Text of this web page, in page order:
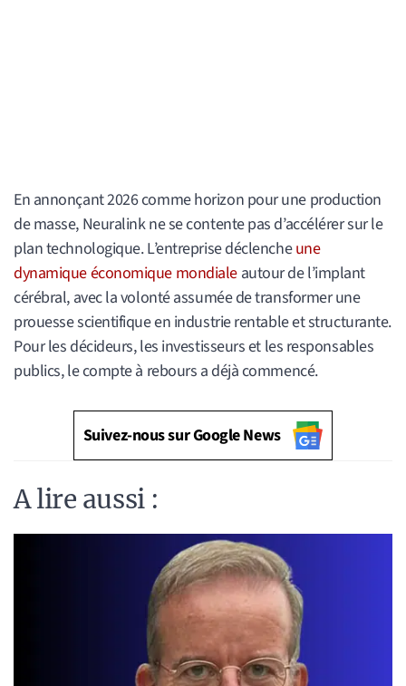
En annonçant 2026 comme horizon pour une production
de masse, Neuralink ne se contente pas d’accélérer sur le
plan technologique. L’entreprise déclencheune
dynamique économique mondiale autour de l’implant
cérébral, avec la volonté assumée de transformer une
prouesse scientifique en industrie rentable et structurante.
Pour les décideurs, les investisseurs et les responsables
publics, le compte à rebours a déjà commencé.
Suivez-nous sur Google News
A lire aussi :